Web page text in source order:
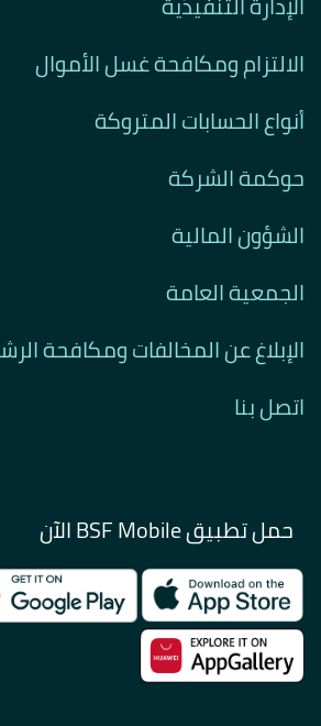
الالتزام ومكافحة غسل الأموال
أنواع الحسابات المتروكة
حوكمة الشركة
الشؤون المالية
الجمعية العامة
الإبلاغ عن المخالفات ومكافحة
اتصل بنا
حمل تطبيق BSF Mobile الآن